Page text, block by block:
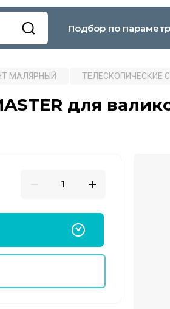
Подбор по
МАЛЯРНЫЙ ТЕЛЕСКОПИЧЕСКИЕ
для